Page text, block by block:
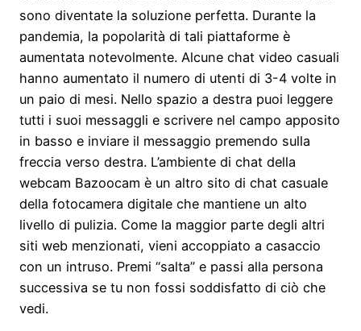
sono diventate la soluzione perfetta. Durante la
pandemia, la popolarità di tali piattaforme è
aumentata notevolmente. Alcune chat video casuali
hanno aumentato il numero di utenti di 3-4 volte in
un paio di mesi. Nello spazio a destra puoi leggere
tutti i suoi messaggli e scrivere nel campo apposito
in basso e inviare il messaggio premendo sulla
freccia verso destra. L’ambiente di chat della
webcam Bazoocam è un altro sito di chat casuale
della fotocamera digitale che mantiene un alto
livello di pulizia. Come la maggior parte degli altri
siti web menzionati, vieni accoppiato a casaccio
con un intruso. Premi “salta” e passi alla persona
successiva se tu non fossi soddisfatto di ciò che
vedi.